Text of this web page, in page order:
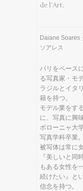
de l’Art.
Daiane Soares
ソアレス
パリをベース
る写真家・モ
ラジルとイタ
籍を持つ。
モデル業をす
に、写真に興
ボローニャ大
写真学科卒業。
被写体は常に
『美しいと同
もある女性を
続けたい』と
信念を持つ。